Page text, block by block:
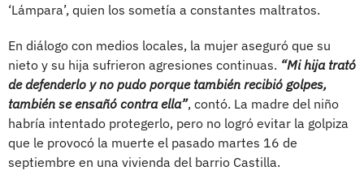
‘Lámpara’, quien los sometía a constantes maltratos.
En diálogo con medios locales, la mujer aseguró que su
nieto y su hija sufrieron agresiones continuas. “Mi hija trató
de defenderlo y no pudo porque también recibió golpes,
también se ensañó contra ella”, contó. La madre del niño
habría intentado protegerlo, pero no logró evitar la golpiza
que le provocó la muerte el pasado martes 16 de
septiembre en una vivienda del barrio Castilla.